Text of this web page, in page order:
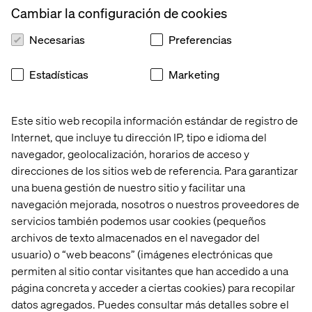
Este sitio web recopila información estándar de registro de
Internet, que incluye tu dirección IP, tipo e idioma del
navegador, geolocalización, horarios de acceso y
direcciones de los sitios web de referencia. Para garantizar
una buena gestión de nuestro sitio y facilitar una
navegación mejorada, nosotros o nuestros proveedores de
servicios también podemos usar cookies (pequeños
archivos de texto almacenados en el navegador del
usuario) o “web beacons” (imágenes electrónicas que
permiten al sitio contar visitantes que han accedido a una
página concreta y acceder a ciertas cookies) para recopilar
datos agregados. Puedes consultar más detalles sobre el
Cambiar la configuración de cookies
Necesarias Preferencias
Estadísticas Marketing
Contáctanos
Inicio
Quiénes somos
Oficinas
Trabaja con
nosotros
Política de Privacidad